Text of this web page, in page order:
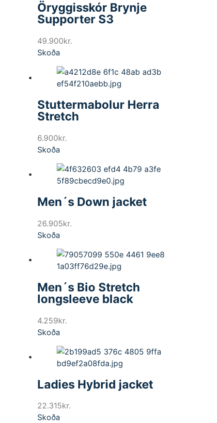
Öryggisskór Brynje
Supporter S3
49.900kr.
Skoða
Stuttermabolur Herra
Stretch
6.900kr.
Skoða
Men´s Down jacket
26.905kr.
Skoða
Men´s Bio Stretch
longsleeve black
4.259kr.
Skoða
Ladies Hybrid jacket
22.315kr.
Skoða